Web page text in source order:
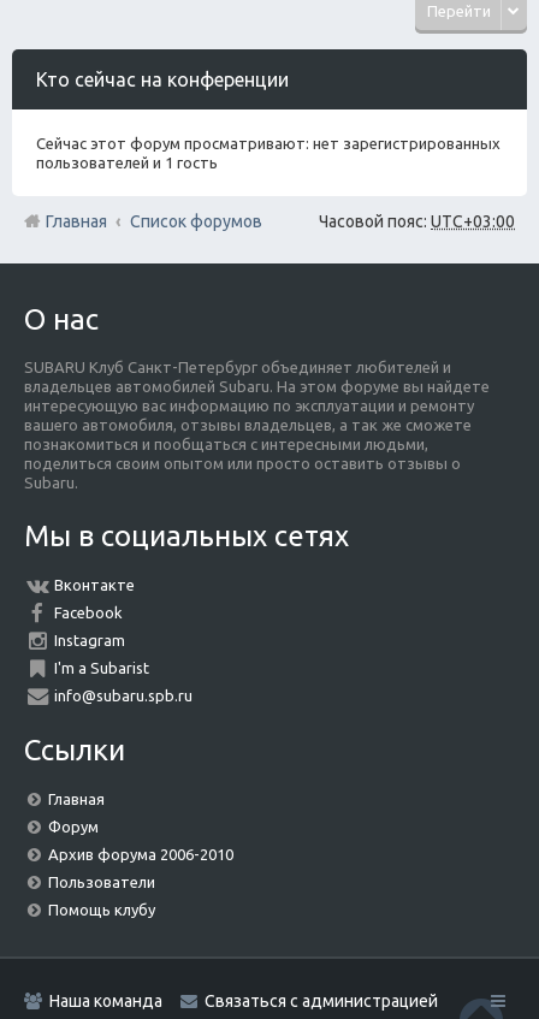
Перейти
Кто сейчас на конференции
Сейчас этот форум просматривают: нет зарегистрированных
пользователей и 1 гость
Часовой пояс: UTC+03:00
Главная Список форумов
О нас
SUBARU Клуб Санкт-Петербург объединяет любителей и
владельцев автомобилей Subaru. На этом форуме вы найдете
интересующую вас информацию по эксплуатации и ремонту
вашего автомобиля, отзывы владельцев, а так же сможете
познакомиться и пообщаться с интересными людьми,
поделиться своим опытом или просто оставить отзывы о
Subaru.
Мы в социальных сетях
Вконтакте
Facebook
Instagram
I'm a Subarist
info@subaru.spb.ru
Ссылки
Главная
Форум
Архив форума 2006-2010
Пользователи
Помощь клубу
Наша команда Связаться с администрацией